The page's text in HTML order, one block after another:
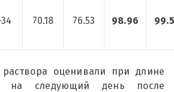
70.18 76.53 98.96
раствора оценивали при длине
следующий день после